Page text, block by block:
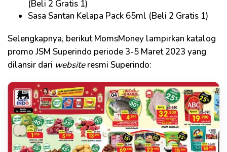
(Beli 2 Gratis 1)
Sasa Santan Kelapa Pack 65ml (Beli 2 Gratis 1)
Selengkapnya, berikut MomsMoney lampirkan katalog
promo JSM Superindo periode 3-5 Maret 2023 yang
dilansir dari websiteresmi Superindo: